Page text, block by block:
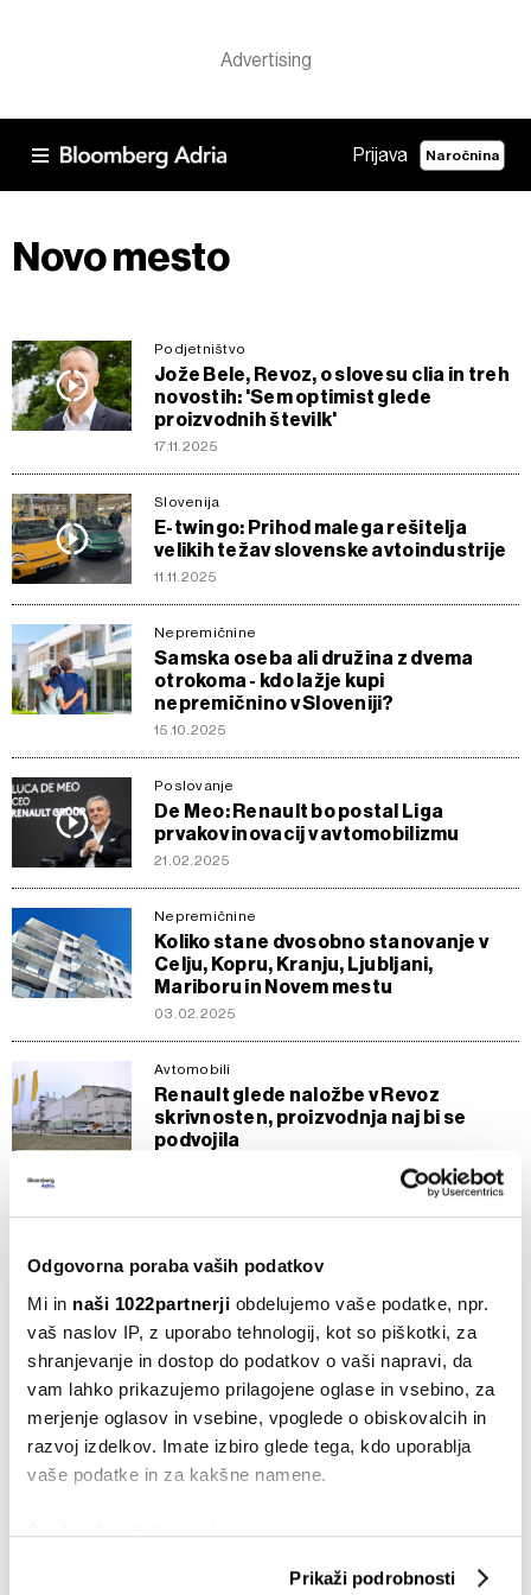
Odgovorna poraba vaših podatkov
Mi in naši 1022partnerji obdelujemo vaše podatke, npr.
vaš naslov IP, z uporabo tehnologij, kot so piškotki, za
shranjevanje in dostop do podatkov o vaši napravi, da
vam lahko prikazujemo prilagojene oglase in vsebino, za
merjenje oglasov in vsebine, vpoglede o obiskovalcih in
razvoj izdelkov. Imate izbiro glede tega, kdo uporablja
vaše podatke in za kakšne namene.
Če dovolite, želimo tudi:
Zbirati informacije o vaši geografski lokaciji, ki so
Prikaži podrobnosti
Prijava Naročnina
Novo mesto
Podjetništvo
Jože Bele, Revoz, o slovesu clia in treh
novostih: 'Sem optimist glede
proizvodnih številk'
17.11.2025
Slovenija
E-twingo: Prihod malega rešitelja
velikih težav slovenske avtoindustrije
11.11.2025
Nepremičnine
Samska oseba ali družina z dvema
otrokoma - kdo lažje kupi
nepremičnino v Sloveniji?
15.10.2025
Poslovanje
De Meo: Renault bo postal Liga
prvakov inovacij v avtomobilizmu
21.02.2025
Nepremičnine
Koliko stane dvosobno stanovanje v
Celju, Kopru, Kranju, Ljubljani,
Mariboru in Novem mestu
03.02.2025
Avtomobili
Renault glede naložbe v Revoz
skrivnosten, proizvodnja naj bi se
podvojila
Slovenija
Namesto carin skupna EU-kitajska
podjetja
Avtomobili
Francoze pri poslu z Revozom skrbijo
tretja razvojna os in kadri
15.04.2024
Bo odločitev o izdelavi twinga v Revozu